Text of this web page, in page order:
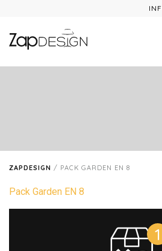
ZAPDESIGN / PACK GARDEN EN 8
Pack Garden EN 8